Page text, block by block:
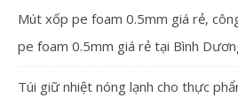
Mút xốp pe foam 0.5mm giá rẻ,
pe foam 0.5mm giá rẻ tại Bình
Túi giữ nhiệt nóng lạnh cho thực